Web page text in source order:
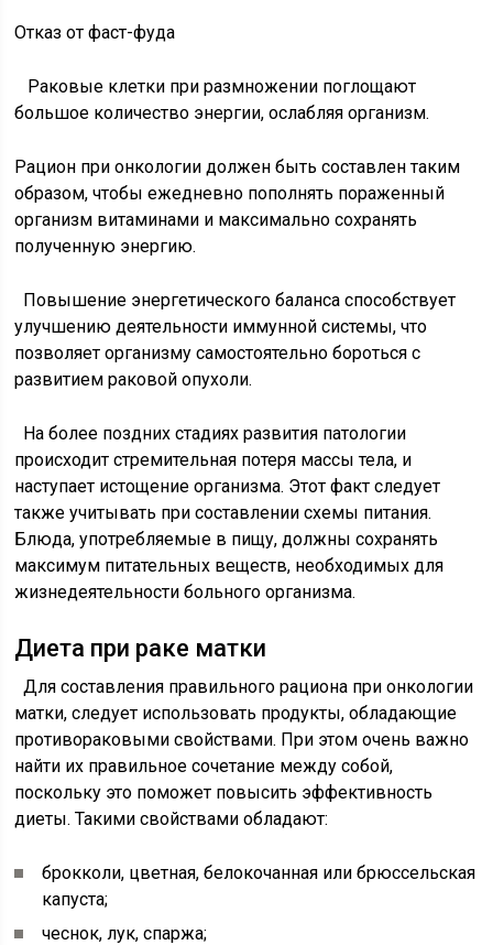
Отказ от фаст-фуда
Раковые клетки при размножении поглощают
большое количество энергии, ослабляя организм.
Рацион при онкологии должен быть составлен таким
образом, чтобы ежедневно пополнять пораженный
организм витаминами и максимально сохранять
полученную энергию.
Повышение энергетического баланса способствует
улучшению деятельности иммунной системы, что
позволяет организму самостоятельно бороться с
развитием раковой опухоли.
На более поздних стадиях развития патологии
происходит стремительная потеря массы тела, и
наступает истощение организма. Этот факт следует
также учитывать при составлении схемы питания.
Блюда, употребляемые в пищу, должны сохранять
максимум питательных веществ, необходимых для
жизнедеятельности больного организма.
Диета при раке матки
Для составления правильного рациона при онкологии
матки, следует использовать продукты, обладающие
противораковыми свойствами. При этом очень важно
найти их правильное сочетание между собой,
поскольку это поможет повысить эффективность
диеты. Такими свойствами обладают:
брокколи, цветная, белокочанная или брюссельская
капуста;
чеснок, лук, спаржа;